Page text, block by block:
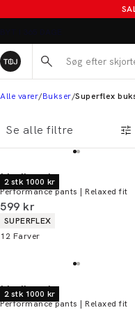
Søg her...
Alle varer Bukser Superflex
Se alle filtre
2 stk 1000 kr
Lindbergh
Performance pants | Relaxed fit
I alt (inkl. rabat)
599 kr
Produkt egenskaber
SUPERFLEX
12 Farver
2 stk 1000 kr
Lindbergh
Performance pants | Relaxed fit